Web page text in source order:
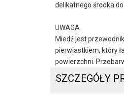
delikatnego środka
UWAGA
Miedź jest
pierwiastkiem, który
powierzchni.
SZCZEGÓŁY